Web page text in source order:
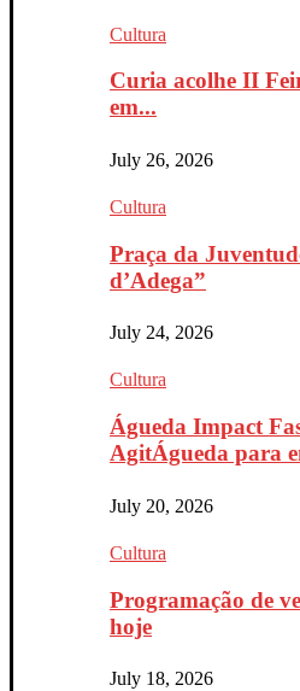
Cultura
Curia acolhe II
em...
July 26, 2026
Cultura
Praça da
d’Adega”
July 24, 2026
Cultura
Águeda Impact
AgitÁgueda para
July 20, 2026
Cultura
Programação de
hoje
July 18, 2026